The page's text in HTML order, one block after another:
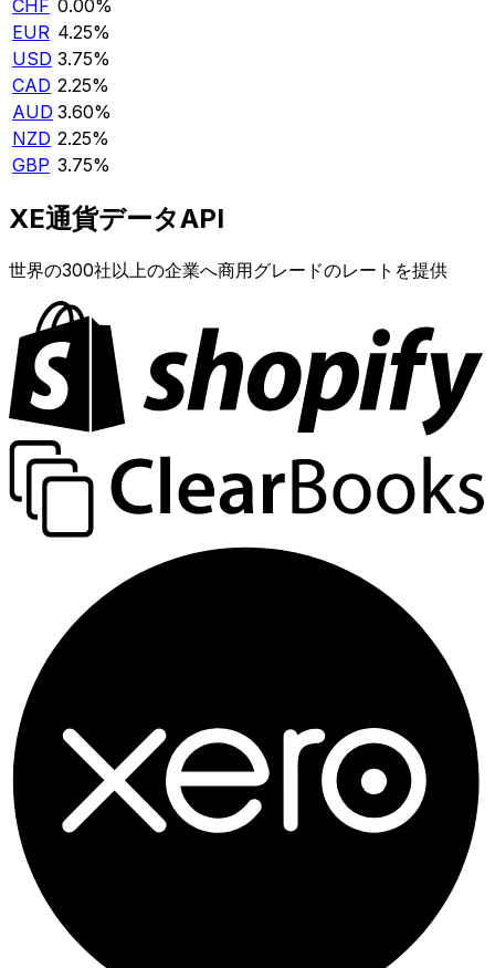
CHF 0.00%
EUR 4.25%
USD 3.75%
CAD 2.25%
AUD 3.60%
NZD 2.25%
GBP 3.75%
XE通貨データAPI
世界の300社以上の企業へ商用グレードのレートを提供